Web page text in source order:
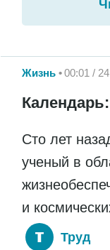
Жизнь 00:01 /
Сто лет
ученый в
и
Труд